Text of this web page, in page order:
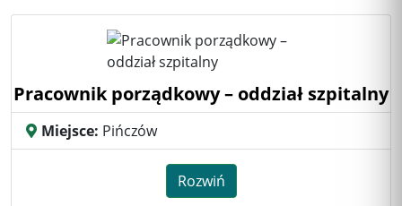
Pracownik porządkowy – oddział szpitalny
Miejsce: Pińczów
Rozwiń